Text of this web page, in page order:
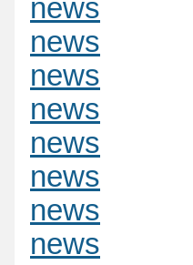
news
news
news
news
news
news
news
news